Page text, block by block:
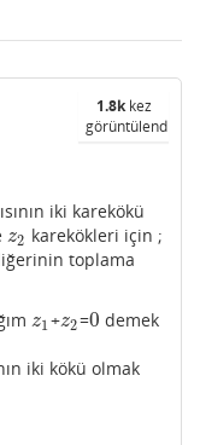
1.8kkez
görüntülendi
iki karekökü
z2
z2 karekökleri için ;
toplama
z1
z1 +z2
z2=0
0 demek
iki kökü olmak